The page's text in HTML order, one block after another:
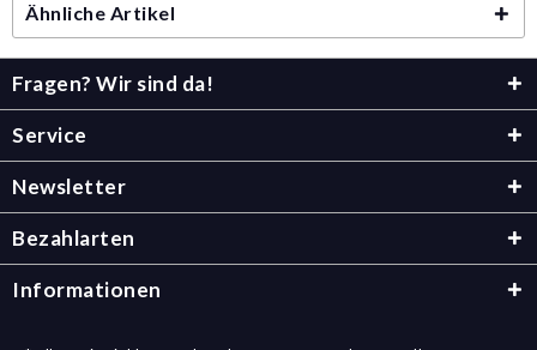
Ähnliche Artikel
Fragen? Wir sind da!
Service
Newsletter
Bezahlarten
Informationen